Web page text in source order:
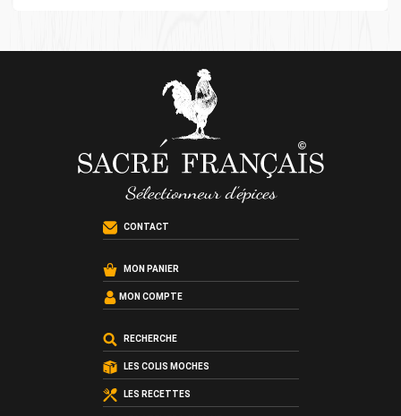
CONTACT
MON PANIER
MON COMPTE
RECHERCHE
LES COLIS MOCHES
LES RECETTES